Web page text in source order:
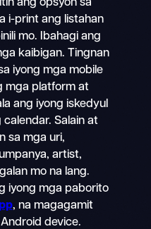
ang opsyon sa
i-print ang listahan
mo. Ibahagi ang
kaibigan. Tingnan
iyong mga mobile
mga platform at
ang iyong iskedyul
Salain at
sa mga uri,
artist,
mo na lang.
iyong mga paborito
, na magagamit
device.